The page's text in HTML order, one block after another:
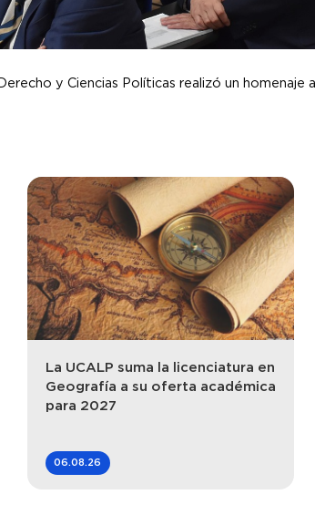
y Ciencias Políticas realizó un homenaje
La UCALP suma la licenciatura en
Geografía a su oferta académica
para 2027
06.08.26